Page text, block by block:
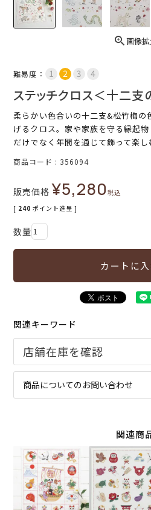
画像
難易度：
ステッチクロス＜十二支
柔らかい色合いの十二支&松竹梅の
げるクロス。家や家族を守る縁起
だけでなく年間を通じて飾って楽し
商品コード 356094
販売価格 ¥5,280税込
[ 240 ポイント進呈 ]
カートに入
関連キーワード
商品についてのお問い合わせ
関連商